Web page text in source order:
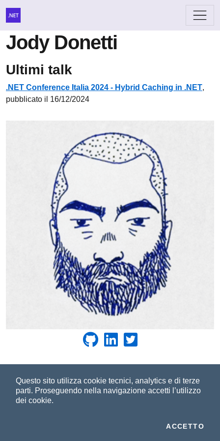
Questo sito utilizza cookie tecnici, analytics e di terze
parti. Proseguendo nella navigazione accetti l’utilizzo
dei cookie.
ACCETTOI
Jody Donetti
Ultimi talk
.NET Conference Italia 2024 - Hybrid Caching in .NET,
pubblicato il 16/12/2024
©2023-2026Improoveby Managed Designs S.r.l. Tutti i
diritti riservati. - Partita IVA 04358780965 |Note legali|